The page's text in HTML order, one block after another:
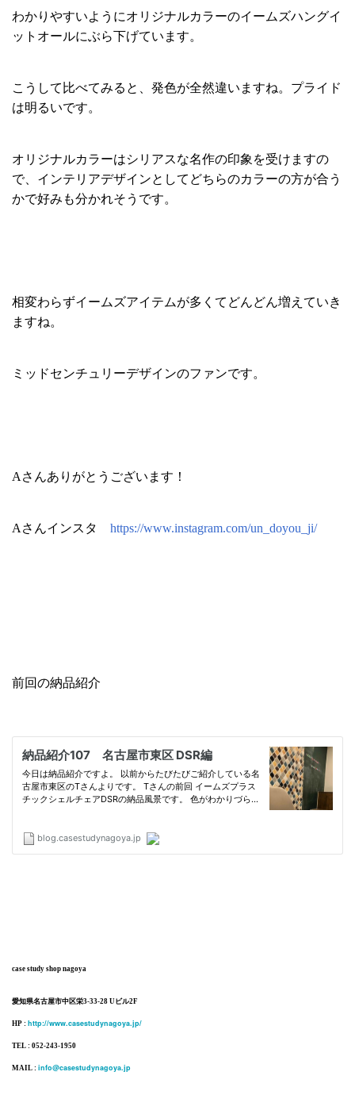
わかりやすいようにオリジナルカラーのイームズハングイ
ットオールにぶら下げています。
こうして比べてみると、発色が全然違いますね。プライド
は明るいです。
オリジナルカラーはシリアスな名作の印象を受けますの
で、インテリアデザインとしてどちらのカラーの方が合う
かで好みも分かれそうです。
相変わらずイームズアイテムが多くてどんどん増えていき
ますね。
ミッドセンチュリーデザインのファンです。
Aさんありがとうございます！
Aさんインスタ https://www.instagram.com/un_doyou_ji/
前回の納品紹介
case study shop nagoya
愛知県名古屋市中区栄3-33-28 Uビル2F
HP : http://www.casestudynagoya.jp/
TEL : 052-243-1950
MAIL : info@casestudynagoya.jp